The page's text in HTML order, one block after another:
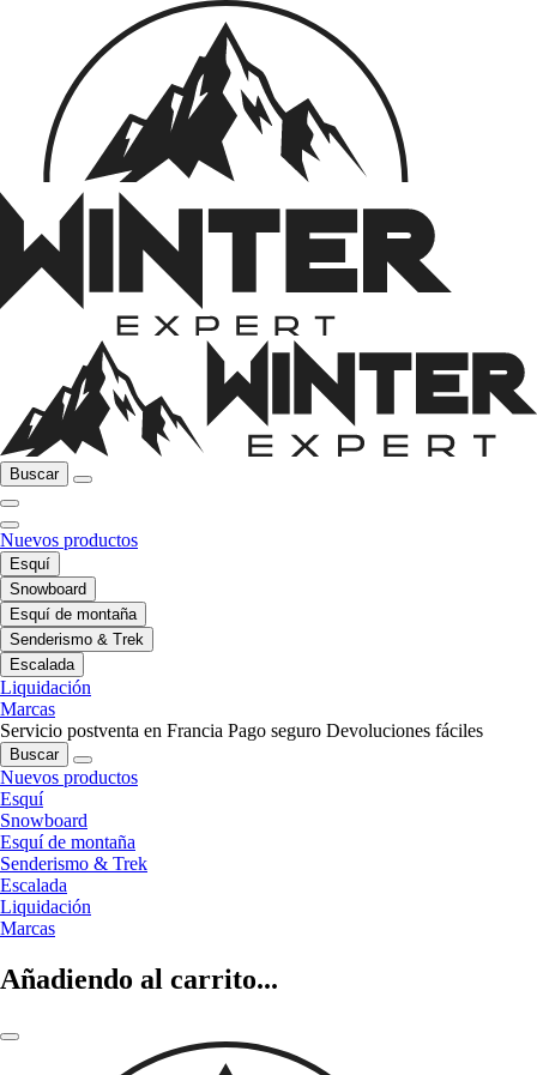
Buscar
Nuevos productos
Esquí
Snowboard
Esquí de montaña
Senderismo & Trek
Escalada
Liquidación
Marcas
Servicio postventa en Francia Pago seguro Devoluciones fáciles
Buscar
Nuevos productos
Esquí
Snowboard
Esquí de montaña
Senderismo & Trek
Escalada
Liquidación
Marcas
Añadiendo al carrito...